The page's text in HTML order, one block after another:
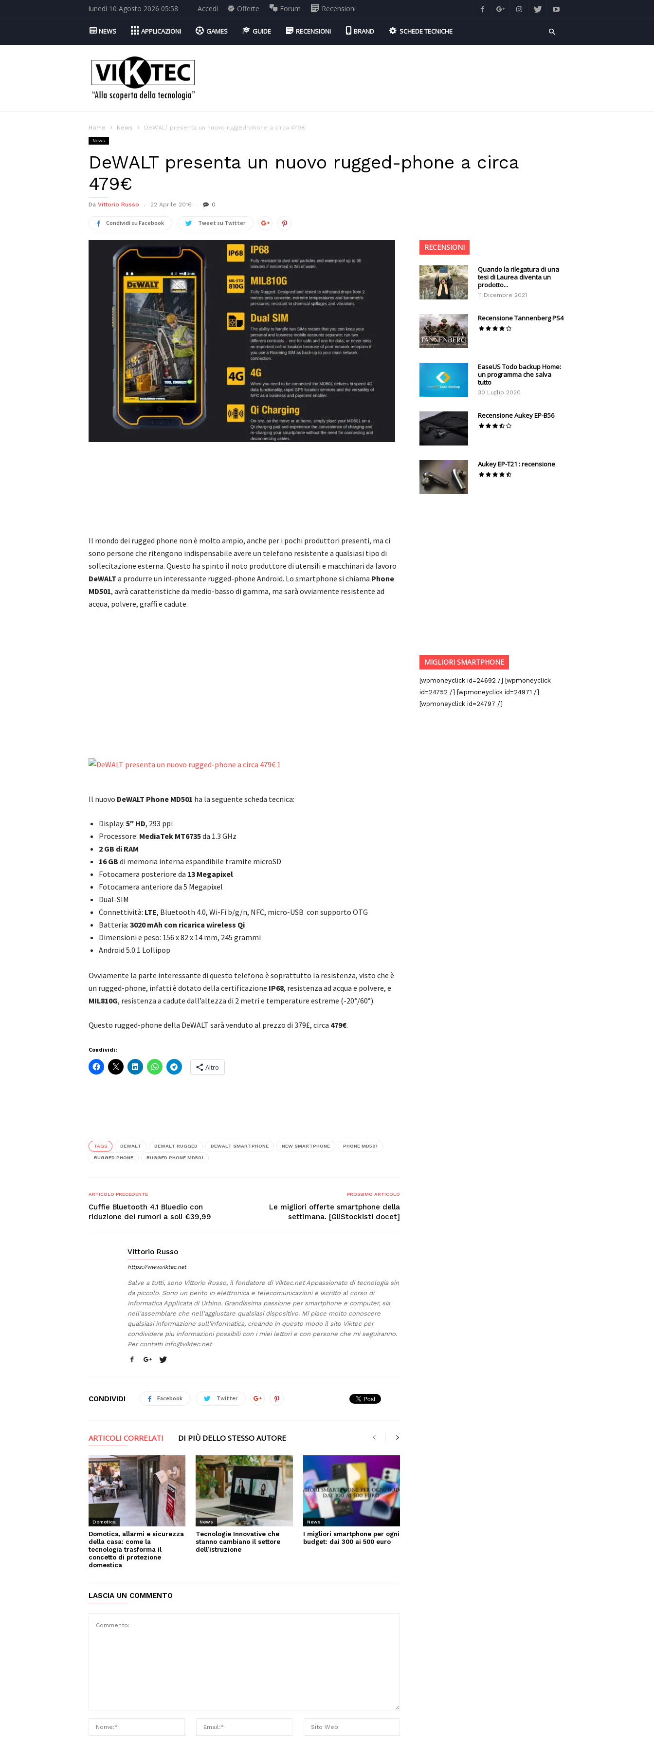
lunedì 10 Agosto 2026 05:58 Accedi Offerte Forum Recensioni
NEWS APPLICAZIONI GAMES GUIDE RECENSIONI BRAND SCHEDE TECNICHE
Viktec.net
Home News DeWALT presenta un nuovo rugged-phone a circa 479€
News
DeWALT presenta un nuovo rugged-phone a circa
479€
Da Vittorio Russo 22 Aprile 2016 0
Condividi su Facebook Tweet su Twitter
Il mondo dei rugged phone non è molto ampio, anche per i pochi produttori presenti, ma ci
sono persone che ritengono indispensabile avere un telefono resistente a qualsiasi tipo di
sollecitazione esterna. Questo ha spinto il noto produttore di utensili e macchinari da lavoro
DeWALT a produrre un interessante rugged-phone Android. Lo smartphone si chiama Phone
MD501, avrà caratteristiche da medio-basso di gamma, ma sarà ovviamente resistente ad
acqua, polvere, graffi e cadute.
Il nuovo DeWALT Phone MD501 ha la seguente scheda tecnica:
Display: 5″ HD, 293 ppi
Processore: MediaTek MT6735da 1.3 GHz
2 GB di RAM
16 GB di memoria interna espandibile tramite microSD
Fotocamera posteriore da 13 Megapixel
Fotocamera anteriore da 5 Megapixel
Dual-SIM
Connettività: LTE, Bluetooth 4.0, Wi-Fi b/g/n, NFC, micro-USB con supporto OTG
Batteria: 3020 mAh con ricarica wireless Qi
Dimensioni e peso: 156 x 82 x 14 mm, 245 grammi
Android 5.0.1 Lollipop
Ovviamente la parte interessante di questo telefono è soprattutto la resistenza, visto che è
un rugged-phone, infatti è dotato della certificazione IP68, resistenza ad acqua e polvere, e
MIL810G, resistenza a cadute dall’altezza di 2 metri e temperature estreme (-20°/60°).
Questo rugged-phone della DeWALT sarà venduto al prezzo di 379£, circa 479€.
Condividi:
Altro
TAGS DEWALT DEWALT RUGGED DEWALT SMARTPHONE NEW SMARTPHONE PHONE MD501
RUGGED PHONE RUGGED PHONE MD501
ARTICOLO PRECEDENTE
Cuffie Bluetooth 4.1 Bluedio con
riduzione dei rumori a soli €39,99
PROSSIMO ARTICOLO
Le migliori offerte smartphone della
settimana. [GliStockisti docet]
Vittorio Russo
https://www.viktec.net
Salve a tutti, sono Vittorio Russo, il fondatore di Viktec.net Appassionato di tecnologia sin
da piccolo. Sono un perito in elettronica e telecomunicazioni e iscritto al corso di
Informatica Applicata di Urbino. Grandissima passione per smartphone e computer, sia
nell'assemblare che nell'aggiustare qualsiasi dispositivo. Mi piace molto conoscere
qualsiasi informazione sull'informatica, creando in questo modo il sito Viktec per
condividere più informazioni possibili con i miei lettori e con persone che mi seguiranno.
Per contatti info@viktec.net
CONDIVIDI Facebook Twitter
ARTICOLI CORRELATI DI PIÙ DELLO STESSO AUTORE
Domotica
Domotica, allarmi e sicurezza
della casa: come la
tecnologia trasforma il
concetto di protezione
domestica
News
Tecnologie Innovative che
stanno cambiano il settore
dell’istruzione
News
I migliori smartphone per ogni
budget: dai 300 ai 500 euro
LASCIA UN COMMENTO
RECENSIONI
Quando la rilegatura di una
tesi di Laurea diventa un
prodotto...
11 Dicembre 2021
Recensione Tannenberg PS4
EaseUS Todo backup Home:
un programma che salva
tutto
30 Luglio 2020
Recensione Aukey EP-B56
Aukey EP-T21 : recensione
MIGLIORI SMARTPHONE
[wpmoneyclick id=24692 /] [wpmoneyclick
id=24752 /] [wpmoneyclick id=24971 /]
[wpmoneyclick id=24797 /]